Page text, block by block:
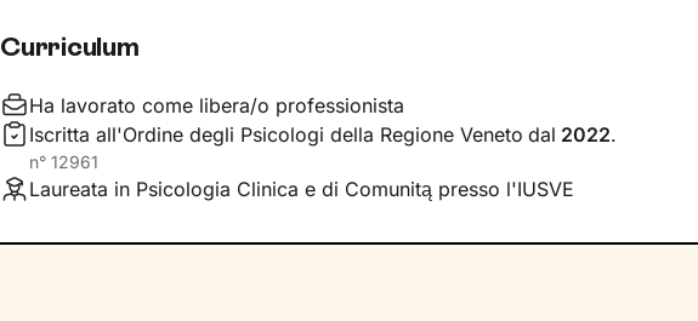
Considera i nostri incontri come uno spazio sicuro, in cui condividere ciò
completa libertà e riflettere su diversi aspetti della tua vita. Avrò cura di
diaccoglienza, ascolto e comprensione
, per far emergere i tuoi bisogni e
racchiudi in te. Ti accompagnerò nell’affrontare i nodi più spinosi e nel
risoluzione, grazie allosviluppo di nuovi pensieri e comportamenti
tuo presente.
Curriculum
Ha lavorato come libera/o professionista
Iscritta all'Ordine degli Psicologi della Regione Veneto dal 2022.
n° 12961
Laureata in Psicologia Clinica e di Comunitą presso l'IUSVE